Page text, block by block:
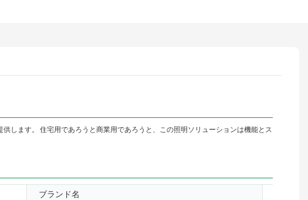
します。 住宅用であろうと商業用であろうと、この照明ソリューションは機能とス
ブランド名